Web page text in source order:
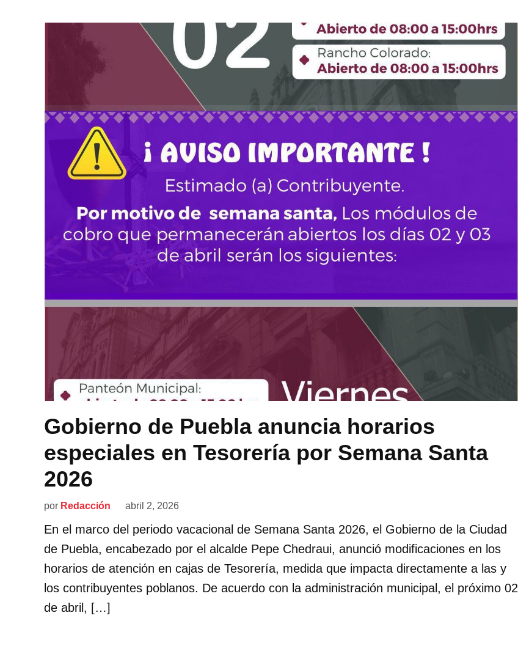
Gobierno de Puebla anuncia horarios
especiales en Tesorería por Semana Santa
2026
por Redacción abril 2, 2026
En el marco del periodo vacacional de Semana Santa 2026, el Gobierno de la Ciudad
de Puebla, encabezado por el alcalde Pepe Chedraui, anunció modificaciones en los
horarios de atención en cajas de Tesorería, medida que impacta directamente a las y
los contribuyentes poblanos. De acuerdo con la administración municipal, el próximo 02
de abril, […]